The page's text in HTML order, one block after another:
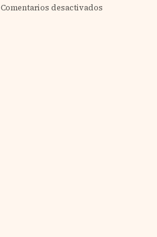
Comentarios desactivados